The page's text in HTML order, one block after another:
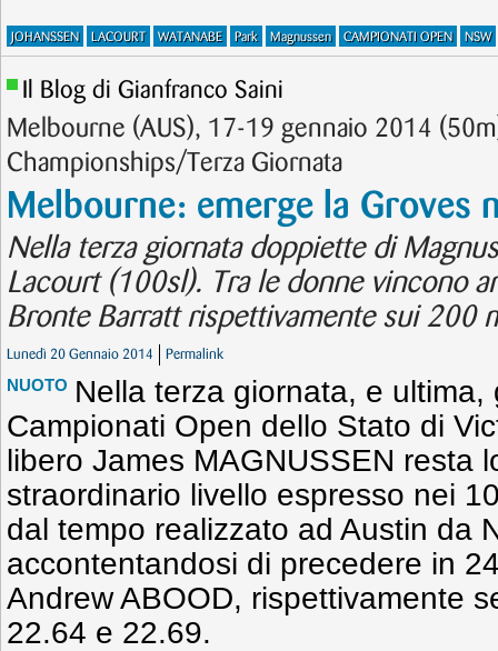
JOHANSSEN LACOURT WATANABE Park Magnussen CAMPIONATI OPEN NSW
Il Blog di Gianfranco Saini
Melbourne (AUS), 17-19 gennaio 2014
Championships/Terza Giornata
Melbourne: emerge la Groves
Nella terza giornata doppiette di
Lacourt (100sl). Tra le donne vincono
Bronte Barratt rispettivamente sui 200
Lunedì 20 Gennaio 2014 Permalink
NUOTO Nella terza giornata, e ultima,
Campionati Open dello Stato di
libero James MAGNUSSEN resta
straordinario livello espresso nei
dal tempo realizzato ad Austin da
accontentandosi di precedere in
Andrew ABOOD, rispettivamente
22.64 e 22.69.